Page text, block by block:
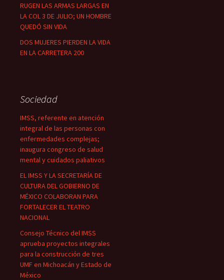
RUGEN LAS ARMAS LARGAS EN
LA COL 3 DE JULIO; UN HOMBRE
QUEDÓ SIN VIDA
DOS MUJERES PIERDEN LA VIDA
EN LA CARRETERA 200
Sociedad
IMSS, referente en atención
integral de las personas con
enfermedades complejas;
inaugura congreso de salud
mental y cuidados paliativos
EL IMSS Y LA SECRETARÍA DE
CULTURA DEL GOBIERNO DE
MÉXICO COLABORAN PARA
FORTALECER EL TEATRO
NACIONAL
Consejo Técnico del IMSS
aprueba proyectos integrales
para la construcción de tres
UMF en Michoacán y Estado de
México